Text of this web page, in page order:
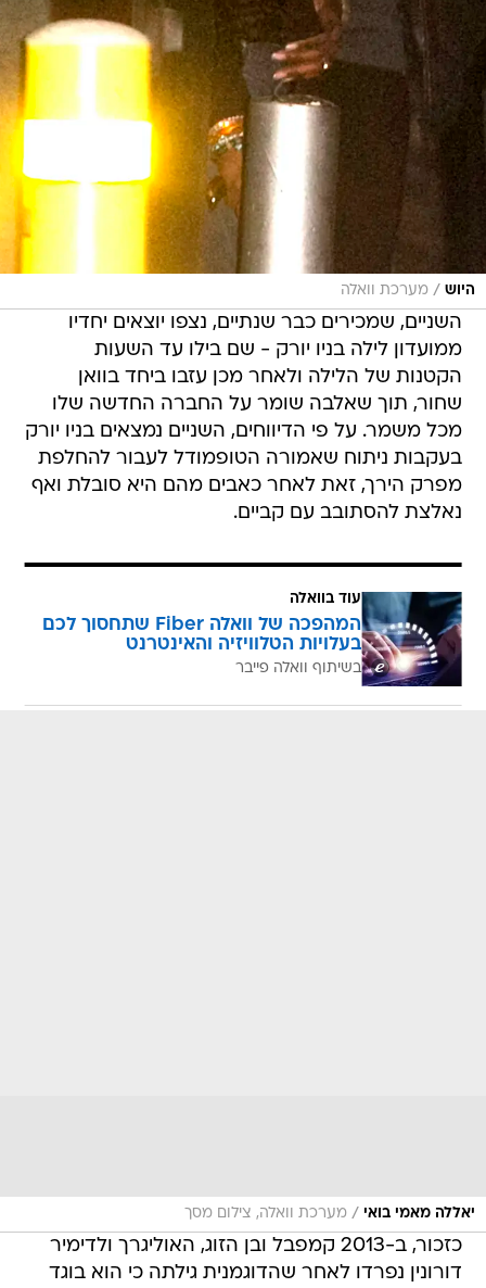
היוש / מערכת וואלה
השניים, שמכירים כבר שנתיים, נצפו יוצאים יחדיו
ממועדון לילה בניו יורק - שם בילו עד השעות
הקטנות של הלילה ולאחר מכן עזבו ביחד בוואן
שחור, תוך שאלבה שומר על החברה החדשה שלו
מכל משמר. על פי הדיווחים, השניים נמצאים בניו יורק
בעקבות ניתוח שאמורה הטופמודל לעבור להחלפת
מפרק הירך, זאת לאחר כאבים מהם היא סובלת ואף
נאלצת להסתובב עם קביים.
עוד בוואלה
המהפכה של וואלה Fiber שתחסוך לכם
בעלויות הטלוויזיה והאינטרנט
בשיתוף וואלה פייבר
יאללה מאמי בואי / מערכת וואלה, צילום מסך
כזכור, ב-2013 קמפבל ובן הזוג, האוליגרך ולדימיר
דורונין נפרדו לאחר שהדוגמנית גילתה כי הוא בוגד